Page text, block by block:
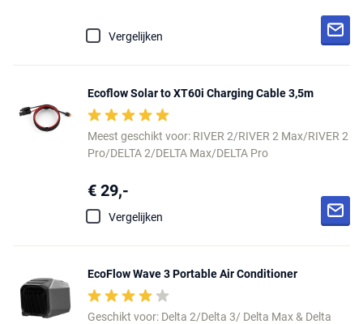
Vergelijken
Ecoflow Solar to XT60i Charging Cable 3,5m
Meest geschikt voor: RIVER 2/RIVER 2 Max/RIVER 2
Pro/DELTA 2/DELTA Max/DELTA Pro
€ 29,-
Vergelijken
EcoFlow Wave 3 Portable Air Conditioner
Geschikt voor: Delta 2/Delta 3/ Delta Max & Delta